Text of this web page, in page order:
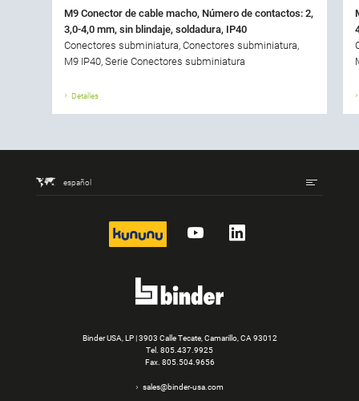
M9 Conector de cable macho, Número de contactos: 2,
3,0-4,0 mm, sin blindaje, soldadura, IP40
Conectores subminiatura, Conectores subminiatura,
M9 IP40, Serie Conectores subminiatura
Detalles
español
kununu YouTubeLinkedIn
Binder USA, LP | 3903 Calle Tecate, Camarillo, CA 93012
Tel. 805.437.9925
Fax. 805.504.9656
sales@binder-usa.com